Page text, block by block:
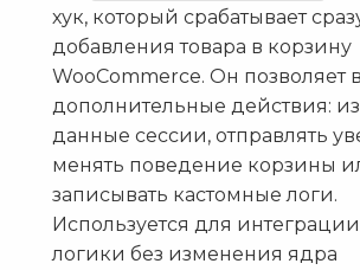
хук, который срабатывает
добавления товара в корзину
WooCommerce. Он позволяет
дополнительные действия:
данные сессии, отправлять
менять поведение корзины
записывать кастомные логи.
Используется для
логики без изменения ядра